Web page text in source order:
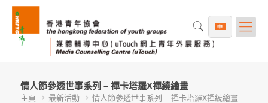
情人節參透世事系列 – 禪卡塔羅X禪繞繪畫
主頁 最新活動 情人節參透世事系列 – 禪卡塔羅X禪繞繪畫